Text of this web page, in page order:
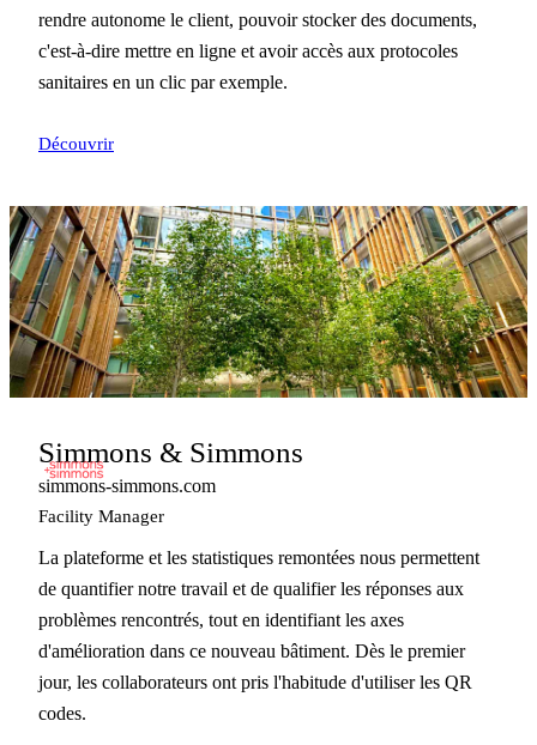
rendre autonome le client, pouvoir stocker des documents,
c'est-à-dire mettre en ligne et avoir accès aux protocoles
sanitaires en un clic par exemple.
Découvrir
Simmons & Simmons
simmons-simmons.com
Facility Manager
La plateforme et les statistiques remontées nous permettent
de quantifier notre travail et de qualifier les réponses aux
problèmes rencontrés, tout en identifiant les axes
d'amélioration dans ce nouveau bâtiment. Dès le premier
jour, les collaborateurs ont pris l'habitude d'utiliser les QR
codes.